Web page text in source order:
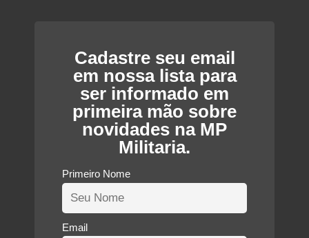
Cadastre seu email
em nossa lista para
ser informado em
primeira mão sobre
novidades na MP
Militaria.
Primeiro Nome
Email